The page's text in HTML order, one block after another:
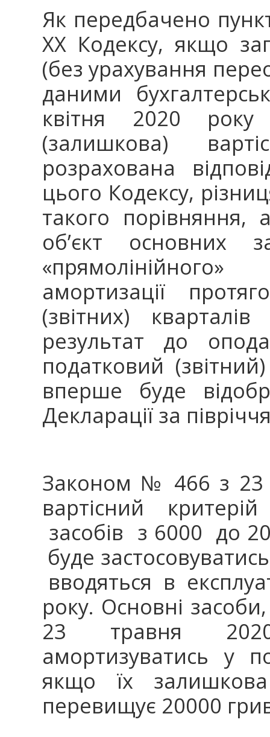
Як передбачено
ХХ Кодексу, якщо
(без урахування
даними
квітня 2020
(залишкова)
розрахована
цього Кодексу,
такого порівняння,
об’єкт основних
амортизації
(звітних)
результат до
податковий
вперше буде
Декларації за
Законом № 466 з 23
вартісний
засобів з 6000 до
буде
вводяться в
року. Основні
23 травня
амортизуватись у
якщо їх
перевищує 20000